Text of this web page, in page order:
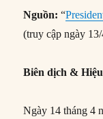
Nguồn: “
(truy cập ngày
Biên dịch &
Ngày 14 tháng 4